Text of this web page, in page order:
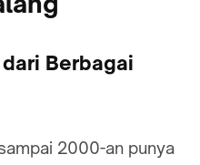
Berbagai
2000-an punya